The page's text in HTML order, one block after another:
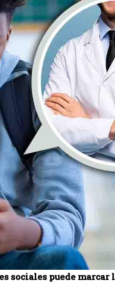
sociales puede